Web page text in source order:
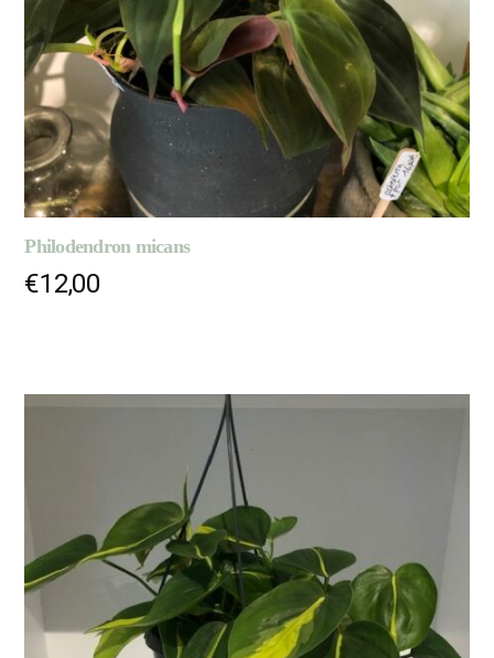
Philodendron micans
€12,00